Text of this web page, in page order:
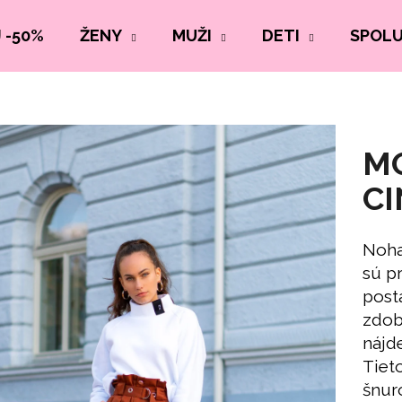
-50% ŽENY MUŽI DETI
sú